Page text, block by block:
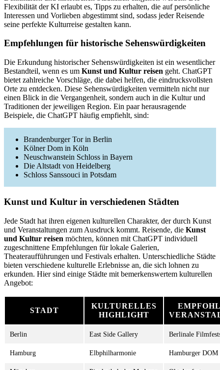
Flexibilität der KI erlaubt es, Tipps zu erhalten, die auf persönliche
Interessen und Vorlieben abgestimmt sind, sodass jeder Reisende
seine perfekte Kulturreise gestalten kann.
Empfehlungen für historische Sehenswürdigkeiten
Die Erkundung historischer Sehenswürdigkeiten ist ein wesentlicher
Bestandteil, wenn es um Kunst und Kultur reisen geht. ChatGPT
bietet zahlreiche Vorschläge, die dabei helfen, die eindrucksvollsten
Orte zu entdecken. Diese Sehenswürdigkeiten vermitteln nicht nur
einen Blick in die Vergangenheit, sondern auch in die Kultur und
Traditionen der jeweiligen Region. Ein paar herausragende
Beispiele, die ChatGPT häufig empfiehlt, sind:
Brandenburger Tor in Berlin
Kölner Dom in Köln
Neuschwanstein Schloss in Bayern
Die Altstadt von Heidelberg
Schloss Sanssouci in Potsdam
Kunst und Kultur in verschiedenen Städten
Jede Stadt hat ihren eigenen kulturellen Charakter, der durch Kunst
und Veranstaltungen zum Ausdruck kommt. Reisende, die Kunst
und Kultur reisen möchten, können mit ChatGPT individuell
zugeschnittene Empfehlungen für lokale Galerien,
Theateraufführungen und Festivals erhalten. Unterschiedliche Städte
bieten verschiedene kulturelle Erlebnisse an, die sich lohnen zu
erkunden. Hier sind einige Städte mit bemerkenswertem kulturellen
Angebot:
STADT
KULTURELLES
HIGHLIGHT
Berlin East Side Gallery Berlinale
Hamburg Elbphilharmonie Hamburger DOM